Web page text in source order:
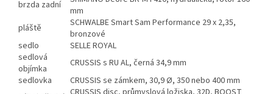
brzda zadní
mm
pláště
SCHWALBE Smart Sam Performance 29 x 2,35,
bronzové
sedlo
SELLE ROYAL
sedlová
objímka
CRUSSIS s RU AL, černá 34,9 mm
sedlovka
CRUSSIS se zámkem, 30,9 Ø, 350 nebo 400 mm